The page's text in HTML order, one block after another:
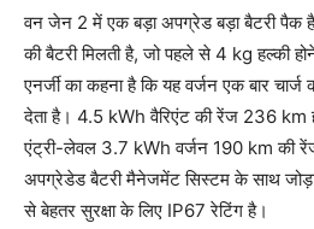
वन जेन 2 में एक बड़ा अपग्रेड बड़ा बैटरी पैक
की बैटरी मिलती है, जो पहले से 4 kg हल्की
एनर्जी का कहना है कि यह वर्जन एक बार
देता है। 4.5 kWh वैरिएंट की रेंज 236 km
एंट्री-लेवल 3.7 kWh वर्जन 190 km की
अपग्रेडेड बैटरी मैनेजमेंट सिस्टम के साथ
से बेहतर सुरक्षा के लिए IP67 रेटिंग है।